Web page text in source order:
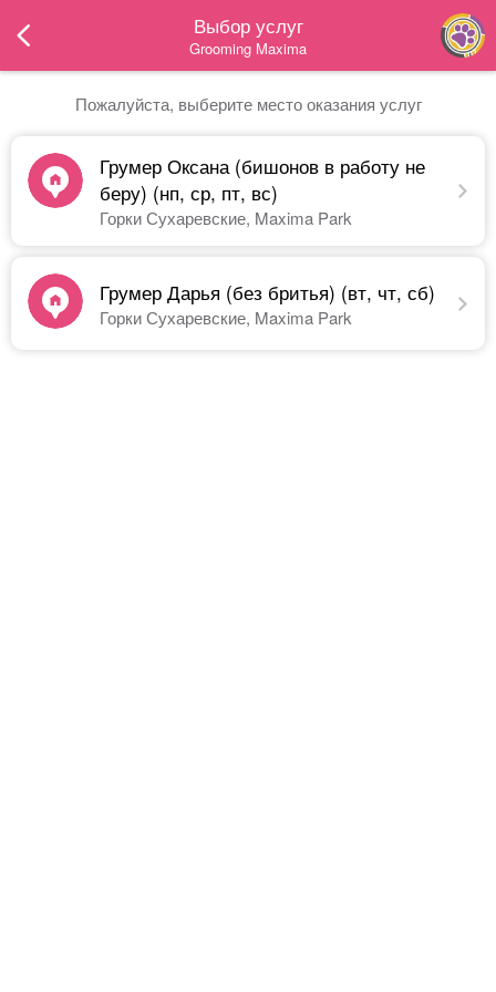
Выбор услуг
Grooming Maxima
Пожалуйста, выберите место оказания услуг
Грумер Оксана (бишонов в работу не
беру) (нп, ср, пт, вс)
Горки Сухаревские, Maxima Park
Грумер Дарья (без бритья) (вт, чт, сб)
Горки Сухаревские, Maxima Park